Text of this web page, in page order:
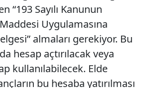
“193 Sayılı Kanunun
Uygulamasına
almaları gerekiyor. Bu
hesap açtırılacak veya
kullanılabilecek. Elde
bu hesaba yatırılması